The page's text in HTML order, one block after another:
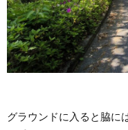
グラウンドに入ると脇に